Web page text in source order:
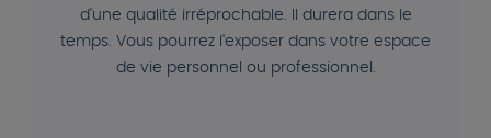
d'une qualité irréprochable. Il durera dans le
temps. Vous pourrez l'exposer dans votre espace
de vie personnel ou professionnel.